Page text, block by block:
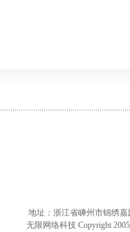
地址：浙江省嵊州市锦绣嘉
无限网络科技 Copyright